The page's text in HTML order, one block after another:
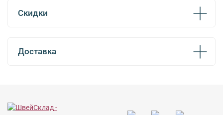
Скидки
Доставка